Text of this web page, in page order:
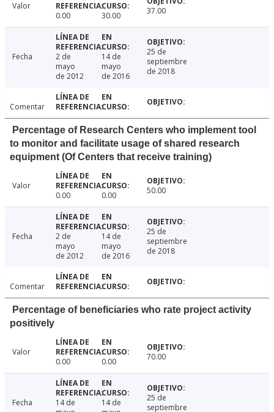
Valor
0.00
30.00 37.00
Fecha
2 de
mayo
de 2012
14 de
mayo
de 2016
25 de
septiembre
de 2018
Comentar
Percentage of Research Centers who implement tool
to monitor and facilitate usage of shared research
equipment (Of Centers that receive training)
Valor
0.00
0.00 50.00
Fecha
2 de
mayo
de 2012
14 de
mayo
de 2016
25 de
septiembre
de 2018
Comentar
Percentage of beneficiaries who rate project activity
positively
Valor
0.00
0.00 70.00
Fecha
14 de
14 de
25 de
septiembre